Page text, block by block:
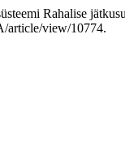
Rahalise
article/view/10774.